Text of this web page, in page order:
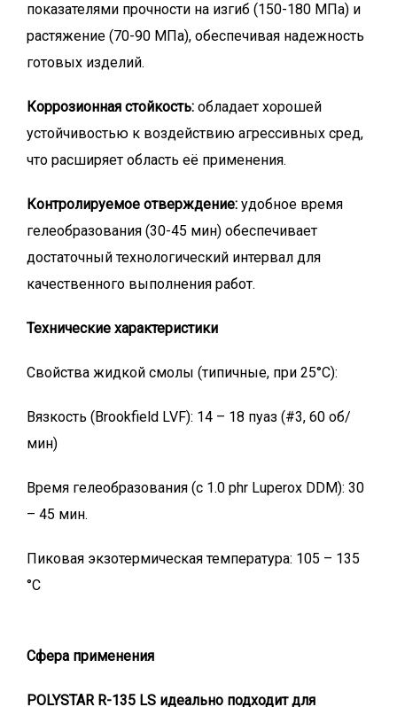
показателями прочности на изгиб (150-180 МПа) и
растяжение (70-90 МПа), обеспечивая надежность
готовых изделий.
Коррозионная стойкость: обладает хорошей
устойчивостью к воздействию агрессивных сред,
что расширяет область её применения.
Контролируемое отверждение: удобное время
гелеобразования (30-45 мин) обеспечивает
достаточный технологический интервал для
качественного выполнения работ.
Технические характеристики
Свойства жидкой смолы (типичные, при 25°C):
Вязкость (Brookfield LVF): 14 – 18 пуаз (#3, 60 об/
мин)
Время гелеобразования (с 1.0 phr Luperox DDM): 30
– 45 мин.
Пиковая экзотермическая температура: 105 – 135
°C
Сфера применения
POLYSTAR R-135 LS идеально подходит для